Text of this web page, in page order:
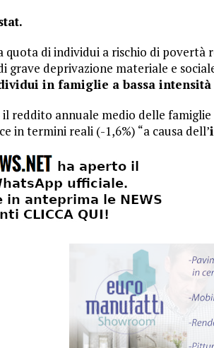
di individui a rischio di povertà
grave deprivazione materiale e
in famiglie a bassa
reddito annuale medio delle
in termini reali (-1,6%) “a causa dell’